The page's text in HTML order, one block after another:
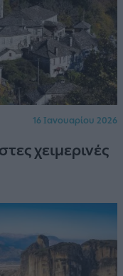
16 Ιανουαρίου 2026
χειμερινές